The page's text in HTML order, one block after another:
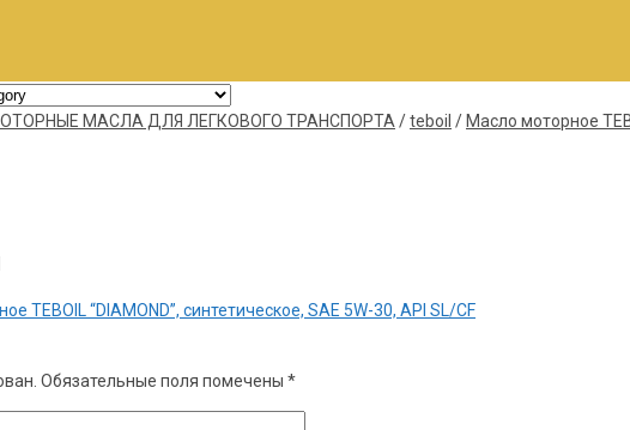
МАСЛА ДЛЯ ЛЕГКОВОГО ТРАНСПОРТА /teboil / Масло моторное
TEBOIL “DIAMOND”, синтетическое, SAE 5W-30, API SL/CF
Обязательные поля помечены *